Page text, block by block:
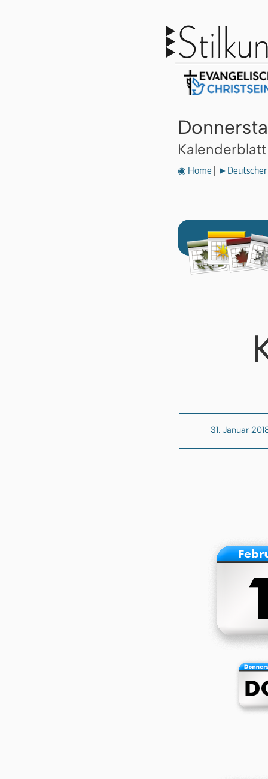
◉ Home ►Deutscher
31. Januar